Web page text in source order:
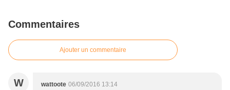
Commentaires
Ajouter un commentaire
W wattoote 06/09/2016 13:14